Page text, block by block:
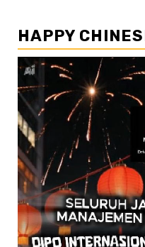
HAPPY
Pemutar